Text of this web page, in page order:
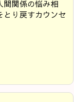
間関係の悩み相
とり戻すカウンセ